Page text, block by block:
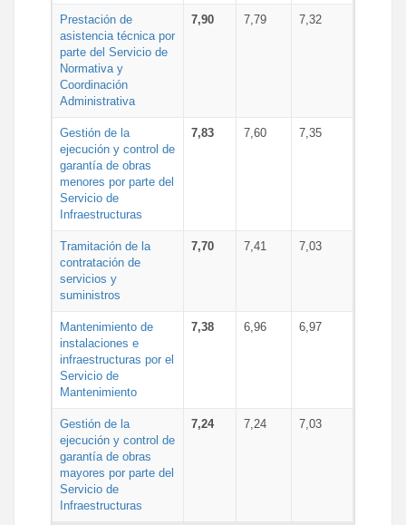
Prestación de
asistencia técnica por
parte del Servicio de
Normativa y
Coordinación
Administrativa
7,90 7,79 7,32
Gestión de la
ejecución y control de
garantía de obras
menores por parte del
Servicio de
Infraestructuras
7,83 7,60 7,35
Tramitación de la
contratación de
servicios y
suministros
7,70 7,41 7,03
Mantenimiento de
instalaciones e
infraestructuras por el
Servicio de
Mantenimiento
7,38 6,96 6,97
Gestión de la
ejecución y control de
garantía de obras
mayores por parte del
Servicio de
Infraestructuras
7,24 7,24 7,03